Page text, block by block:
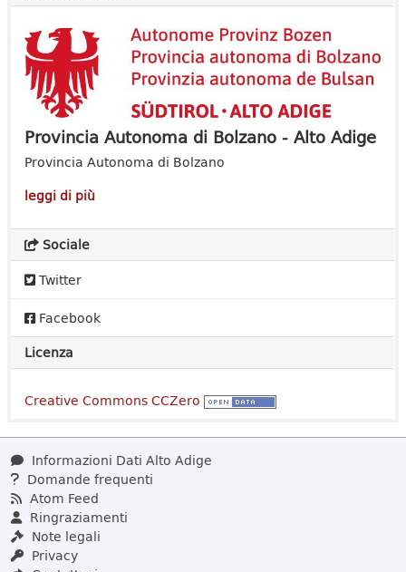
Provincia Autonoma di Bolzano - Alto Adige
Provincia Autonoma di Bolzano
leggi di più
Sociale
Twitter
Facebook
Licenza
Creative Commons CCZero
Informazioni Dati Alto Adige
Domande frequenti
Atom Feed
Ringraziamenti
Note legali
Privacy